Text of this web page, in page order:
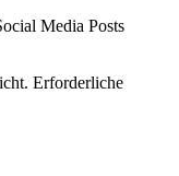
Media Posts
Erforderliche